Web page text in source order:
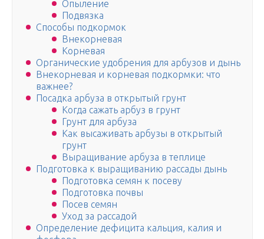
Опыление
Подвязка
Способы подкормок
Внекорневая
Корневая
Органические удобрения для арбузов и дынь
Внекорневая и корневая подкормки: что
важнее?
Посадка арбуза в открытый грунт
Когда сажать арбуз в грунт
Грунт для арбуза
Как высаживать арбузы в открытый
грунт
Выращивание арбуза в теплице
Подготовка к выращиванию рассады дынь
Подготовка семян к посеву
Подготовка почвы
Посев семян
Уход за рассадой
Определение дефицита кальция, калия и